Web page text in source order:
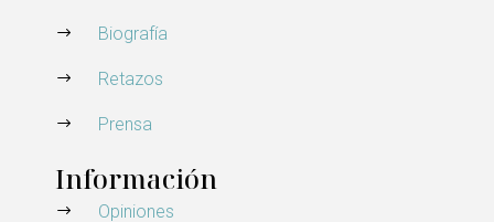
Biografía
Retazos
Prensa
Información
Opiniones